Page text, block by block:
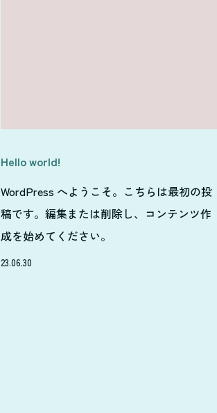
Hello world!
WordPress へようこそ。こちらは最初の投
稿です。編集または削除し、コンテンツ作
成を始めてください。
23.06.30